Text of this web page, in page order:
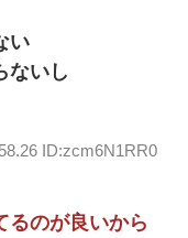
い
ないし
ID:zcm6N1RR0
るのが良いから